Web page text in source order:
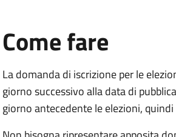
Come fare
La domanda di iscrizione per le
giorno successivo alla data di
giorno antecedente le elezioni,